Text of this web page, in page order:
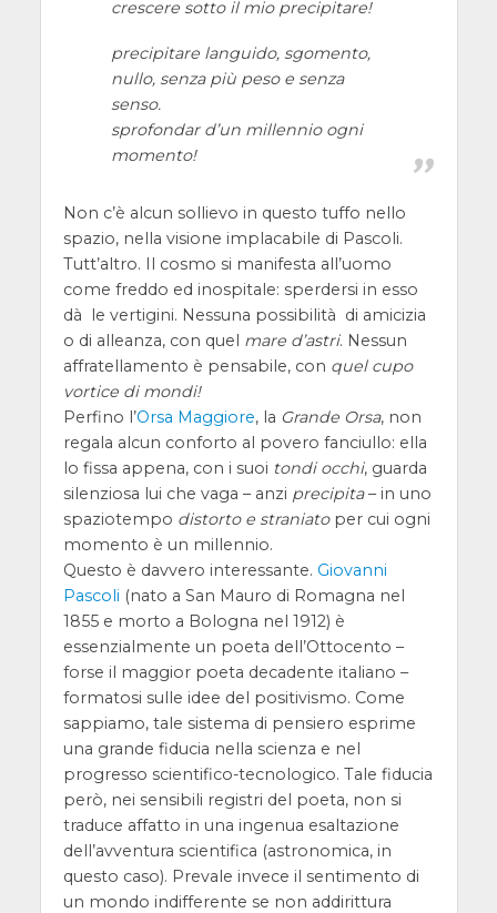
crescere sotto il mio precipitare!
precipitare languido, sgomento,
nullo, senza più peso e senza
senso.
sprofondar d’un millennio ogni
momento!
Non c’è alcun sollievo in questo tuffo nello
spazio, nella visione implacabile di Pascoli.
Tutt’altro. Il cosmo si manifesta all’uomo
come freddo ed inospitale: sperdersi in esso
dà le vertigini. Nessuna possibilità di amicizia
o di alleanza, con quel mare d’astri. Nessun
affratellamento è pensabile, con quel cupo
vortice di mondi!
Perfino l’Orsa Maggiore, la Grande Orsa, non
regala alcun conforto al povero fanciullo: ella
lo fissa appena, con i suoi tondi occhi, guarda
silenziosa lui che vaga – anzi precipita– in uno
spaziotempo distorto e straniatoper cui ogni
momento è un millennio.
Questo è davvero interessante. Giovanni
Pascoli (nato a San Mauro di Romagna nel
1855 e morto a Bologna nel 1912) è
essenzialmente un poeta dell’Ottocento –
forse il maggior poeta decadente italiano –
formatosi sulle idee del positivismo. Come
sappiamo, tale sistema di pensiero esprime
una grande fiducia nella scienza e nel
progresso scientifico-tecnologico. Tale fiducia
però, nei sensibili registri del poeta, non si
traduce affatto in una ingenua esaltazione
dell’avventura scientifica (astronomica, in
questo caso). Prevale invece il sentimento di
un mondo indifferente se non addirittura